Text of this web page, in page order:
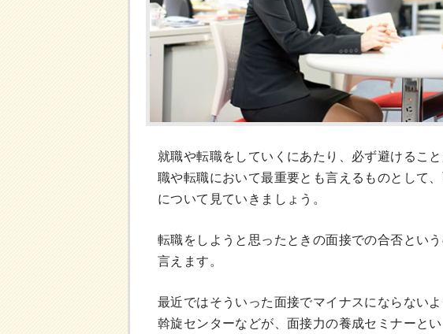
就職や転職をしていくにあたり、必ず避けるこ
職や転職において最重要とも言えるものとして
について見ていきましょう。
転職をしようと思ったときの面接での合否とい
言えます。
最近ではそういった面接でマイナスにならない
斡旋センターなどが、面接力の養成セミナーと